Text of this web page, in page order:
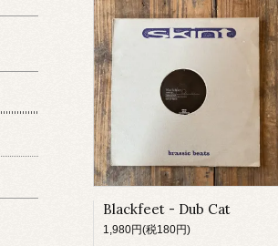
Blackfeet - Dub Cat
1,980円(税180円)